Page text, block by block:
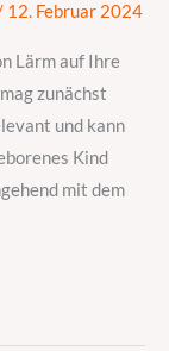
12. Februar 2024
Lärm auf Ihre
zunächst
und kann
Kind
mit dem